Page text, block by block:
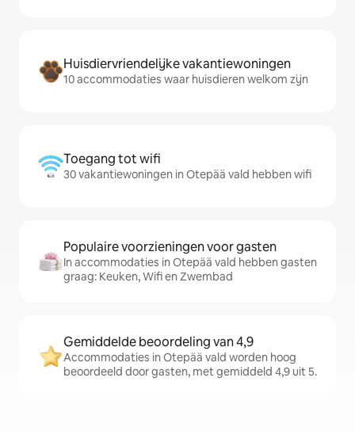
Huisdiervriendelijke vakantiewoningen
10 accommodaties waar huisdieren welkom zijn
Toegang tot wifi
30 vakantiewoningen in Otepää vald hebben wifi
Populaire voorzieningen voor gasten
In accommodaties in Otepää vald hebben gasten
graag: Keuken, Wifi en Zwembad
Gemiddelde beoordeling van 4,9
Accommodaties in Otepää vald worden hoog
beoordeeld door gasten, met gemiddeld 4,9 uit 5.